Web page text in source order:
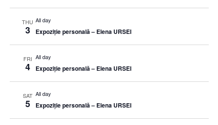
THU
3
All day
Expoziție personală – Elena URSEI
FRI
4
All day
Expoziție personală – Elena URSEI
SAT
5
All day
Expoziție personală – Elena URSEI